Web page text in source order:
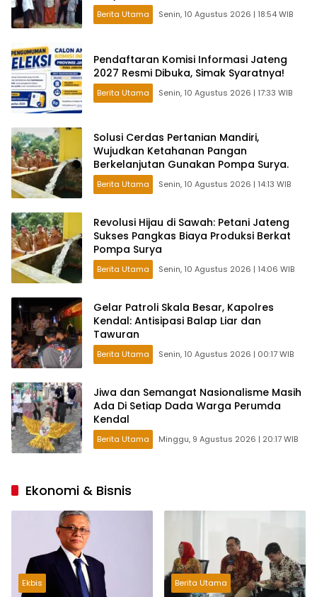
Berita Utama Senin, 10 Agustus 2026 | 18:54 WIB
Pendaftaran Komisi Informasi Jateng
2027 Resmi Dibuka, Simak Syaratnya!
Berita Utama Senin, 10 Agustus 2026 | 17:33 WIB
Solusi Cerdas Pertanian Mandiri,
Wujudkan Ketahanan Pangan
Berkelanjutan Gunakan Pompa Surya.
Berita Utama Senin, 10 Agustus 2026 | 14:13 WIB
Revolusi Hijau di Sawah: Petani Jateng
Sukses Pangkas Biaya Produksi Berkat
Pompa Surya
Berita Utama Senin, 10 Agustus 2026 | 14:06 WIB
Gelar Patroli Skala Besar, Kapolres
Kendal: Antisipasi Balap Liar dan
Tawuran
Berita Utama Senin, 10 Agustus 2026 | 00:17 WIB
Jiwa dan Semangat Nasionalisme Masih
Ada Di Setiap Dada Warga Perumda
Kendal
Berita Utama Minggu, 9 Agustus 2026 | 20:17 WIB
Ekonomi & Bisnis
Ekbis Berita Utama